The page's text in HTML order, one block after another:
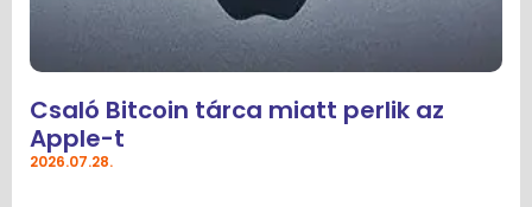
Csaló Bitcoin tárca miatt perlik az
Apple-t
2026.07.28.